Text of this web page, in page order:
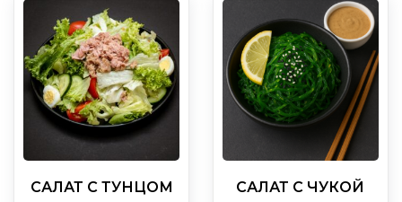
САЛАТ С ТУНЦОМ САЛАТ С ЧУКОЙ